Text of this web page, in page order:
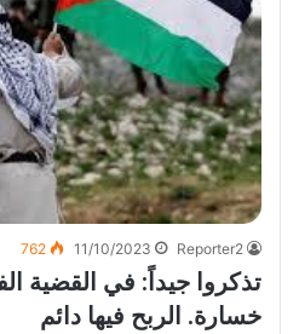
Reporter2
11/10/2023
762
‏تذكروا جيداً: في القضية
خسارة. الربح فيها دائم